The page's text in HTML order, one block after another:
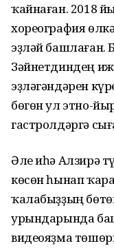
ҡайнаған. 2018
хореография
эҙләй башлаған.
Зәйнетдиндең
эҙләгәндәрен
бөгөн ул этно-
гастролдәргә
Әле иһә Алзирә
көсөн һынап
ҡалабыҙҙың
урындарында
видеояҙма